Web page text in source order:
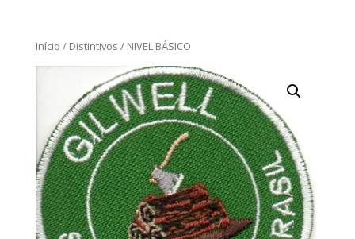
Início / Distintivos / NIVEL BÁSICO